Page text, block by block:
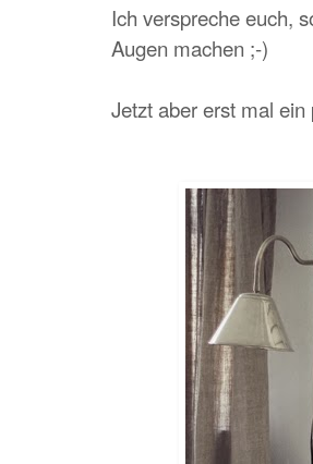
Ich verspreche euch,
Augen machen ;-)
Jetzt aber erst mal